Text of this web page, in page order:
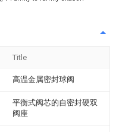
Title
高温金属密封球阀
平衡式阀芯的自密封硬双
阀座